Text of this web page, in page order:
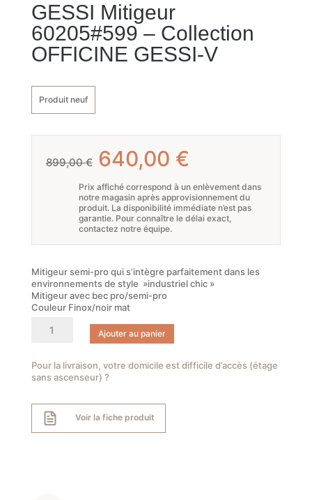
GESSI Mitigeur
60205#599 – Collection
OFFICINE GESSI-V
Produit neuf
899,00€ Le
prix
initial
était :
640,00 €Le
prix
actuel
Prix affiché correspond à un enlèvement dans
notre magasin après approvisionnement du
produit. La disponibilité immédiate n’est pas
garantie. Pour connaître le délai exact,
contactez notre équipe.
Mitigeur semi-pro qui s’intègre parfaitement dans les
environnements de style »industriel chic »
Mitigeur avec bec pro/semi-pro
Couleur Finox/noir mat
Mitigeur
60205#599
Collection
OFFICINE
GESSI-
Ajouter au panier
Pour la livraison, votre domicile est difficile d’accès (étage
sans ascenseur) ?
Voir la fiche produit